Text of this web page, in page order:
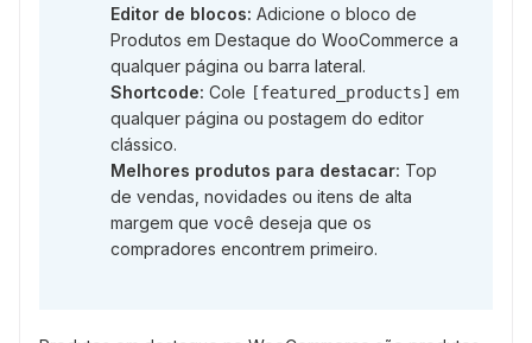
Editor de blocos: Adicione o bloco de
Produtos em Destaque do WooCommerce a
qualquer página ou barra lateral.
Shortcode: Cole [featured_products] em
qualquer página ou postagem do editor
clássico.
Melhores produtos para destacar: Top
de vendas, novidades ou itens de alta
margem que você deseja que os
compradores encontrem primeiro.